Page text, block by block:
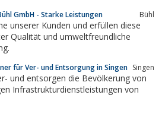
GmbH - Starke Leistungen Bühl
unserer Kunden und erfüllen diese
Qualität und umweltfreundliche
für Ver- und Entsorgung in Singen Singen
und entsorgen die Bevölkerung von
Infrastrukturdienstleistungen von